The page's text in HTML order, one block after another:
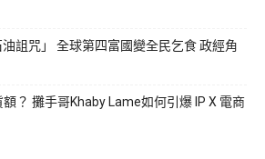
詛咒」 全球第四富國變全民乞食 政經角
？ 攤手哥Khaby Lame如何引爆 IP X 電商